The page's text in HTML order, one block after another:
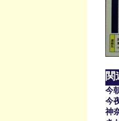
関
今
今
神